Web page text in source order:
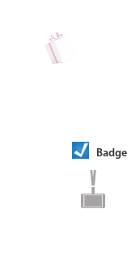
Badge